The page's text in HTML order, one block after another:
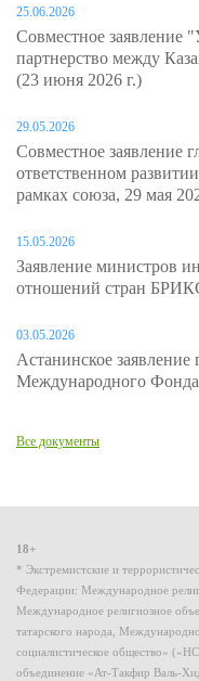
25.06.2026
Совместное заявление
партнерство между
(23 июня 2026 г.)
29.05.2026
Совместное заявление
ответственном
рамках союза, 29 мая
15.05.2026
Заявление министров
отношений стран
03.05.2026
Астанинское заявление
Международного Фонда
Все документы
18+
* Экстремистские и
Федерации: Международное
Международное религиозное
татарского народа,
социалистическое общество»
объединение «Ат-Такфир Валь-